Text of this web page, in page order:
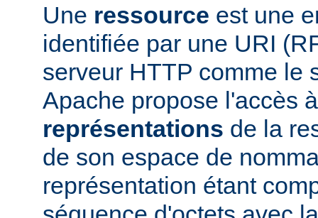
Une ressource est une
identifiée par une URI
serveur HTTP comme le
Apache propose l'accès
représentations de la
de son espace de
représentation étant